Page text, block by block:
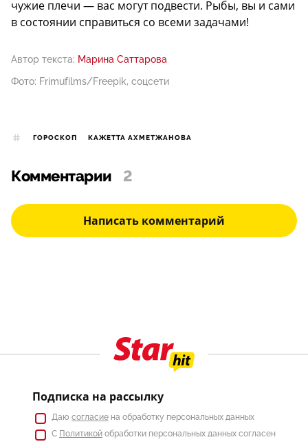
чужие плечи — вас могут подвести. Рыбы, вы и сами
в состоянии справиться со всеми задачами!
Автор текста: Марина Саттарова
Фото: Frimufilms/Freepik, соцсети
ГОРОСКОП КАЖЕТТА АХМЕТЖАНОВА
Комментарии 2
Написать комментарий
Подписка на рассылку
Даю согласие на обработку персональных данных
С Политикой обработки персональных данных согласен